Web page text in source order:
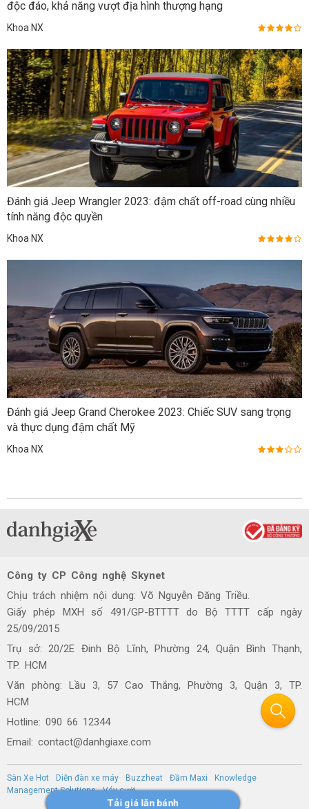
độc đáo, khả năng vượt địa hình thượng hạng
Khoa NX
Đánh giá Jeep Wrangler 2023: đậm chất off-road cùng nhiều
tính năng độc quyền
Khoa NX
Đánh giá Jeep Grand Cherokee 2023: Chiếc SUV sang trọng
và thực dụng đậm chất Mỹ
Khoa NX
Tải giá lăn bánh
Công ty CP Công nghệ Skynet
Chịu trách nhiệm nội dung: Võ Nguyễn Đăng Triều.
Giấy phép MXH số 491/GP-BTTTT do Bộ TTTT cấp ngày
25/09/2015
Trụ sở: 20/2E Đinh Bộ Lĩnh, Phường 24, Quận Bình Thạnh,
TP. HCM
Văn phòng: Lầu 3, 57 Cao Thắng, Phường 3, Quận 3, TP.
HCM
Hotline: 090 66 12344
Email: contact@danhgiaxe.com
Sàn Xe Hot Diễn đàn xe máy Buzzheat Đầm Maxi
Knowledge
Management Solutions
Váy cưới